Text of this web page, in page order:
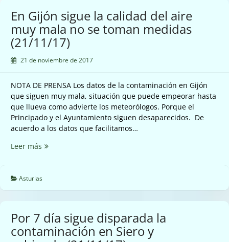
Cuencas
(21/11/17)
En Gijón sigue la calidad del aire
muy mala no se toman medidas
(21/11/17)
21 de noviembre de 2017
NOTA DE PRENSA Los datos de la contaminación en Gijón
que siguen muy mala, situación que puede empeorar hasta
que llueva como advierte los meteorólogos. Porque el
Principado y el Ayuntamiento siguen desaparecidos. De
acuerdo a los datos que facilitamos…
Leer más En
la
calidad
muy
mala
Asturias
Por 7 día sigue disparada la
contaminación en Siero y